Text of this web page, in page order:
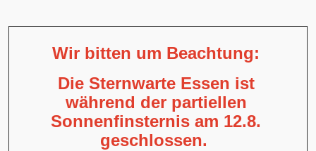
Wir bitten um Beachtung:
Die Sternwarte Essen ist
während der partiellen
Sonnenfinsternis am 12.8.
geschlossen.